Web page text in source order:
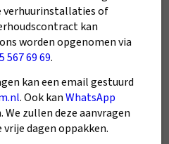
waar jij als
bent, maar
Bij ons krijg je
om
Sluit je aan
bouw samen met
en een
verhuurinstallaties of
kan
worden opgenomen via
567 69 69.
kan een email gestuurd
. Ook kanWhatsApp
zullen deze aanvragen
dagen oppakken.